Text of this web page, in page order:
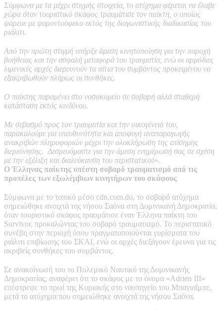
Σύμφωνα με τα μέχρι στιγμής στοιχεία, το ατύχημα φέρεται να έλαβε
χώρα όταν τουριστικό σκάφος τραυμάτισε τον παίκτη, ο οποίος
ψάρευε με ψαροντούφεκο εκτός της διαγωνιστικής διαδικασίας του
ριάλιτι.
Από την πρώτη στιγμή υπήρξε άμεση κινητοποίηση για την παροχή
βοήθειας και την ασφαλή μεταφορά του τραυματία, ενώ οι αρμόδιες
λιμενικές αρχές διερευνούν τα αίτια του συμβάντος προκειμένου να
εξακριβωθούν πλήρως οι συνθήκες.
Ο παίκτης παραμένει στο νοσοκομείο σε σοβαρή αλλά σταθερή
κατάσταση εκτός κινδύνου.
Με σεβασμό προς τον τραυματία και την οικογένειά του,
παρακαλούμε για υπευθυνότητα και αποφυγή αναπαραγωγής
ανακριβών πληροφοριών μέχρι την ολοκλήρωση της επίσημης
διερεύνησης. Δεσμευόμαστε για την άμεση ενημέρωσή σας σε σχέση
με την εξέλιξη και διαλεύκανση του περιστατικού».
Ο Έλληνας παίκτης υπέστη σοβαρό τραυματισμό από τις
προπέλες των εξωλέμβιων κινητήρων του σκάφους
Σύμφωνα με το τοπικό μέσο cdn.com.do, το σοβαρό ατύχημα
σημειώθηκε ανοιχτά της νήσου Σαόνα στη Δομινικανή Δημοκρατία,
όταν τουριστικό σκάφος τραυμάτισε έναν Έλληνα παίκτη του
Survivor, προκαλώντας του σοβαρό τραυματισμό. Το περιστατικό
συνέβη στην περιοχή όπου πραγματοποιούνται γυρίσματα του
ριάλιτι επιβίωσης του ΣΚΑΙ, ενώ οι αρχές διεξάγουν έρευνα για τις
ακριβείς συνθήκες του συμβάντος.
Σε ανακοίνωσή του το Πολεμικό Ναυτικό της Δομινικανής
Δημοκρατίας, αναφέρει ότι το σκάφος με το όνομα «Adrien III»
επέστρεψε το πρωί της Κυριακής στο ναυπηγείο του Μπαγιαΐμπε,
μετά το ατύχημα που σημειώθηκε ανοιχτά της νήσου Σαόνα.